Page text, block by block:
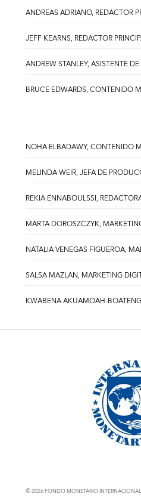
ANDREAS ADRIANO, REDACTOR
JEFF KEARNS, REDACTOR
ANDREW STANLEY, ASISTENTE
BRUCE EDWARDS, CONTENIDO
NOHA ELBADAWY, CONTENIDO
MELINDA WEIR, JEFA DE
REKIA ENNABOULSSI,
MARTA DOROSZCZYK,
NATALIA VENEGAS FIGUEROA,
SALSA MAZLAN, MARKETING
KWABENA AKUAMOAH-
© 2026 FONDO MONETARIO